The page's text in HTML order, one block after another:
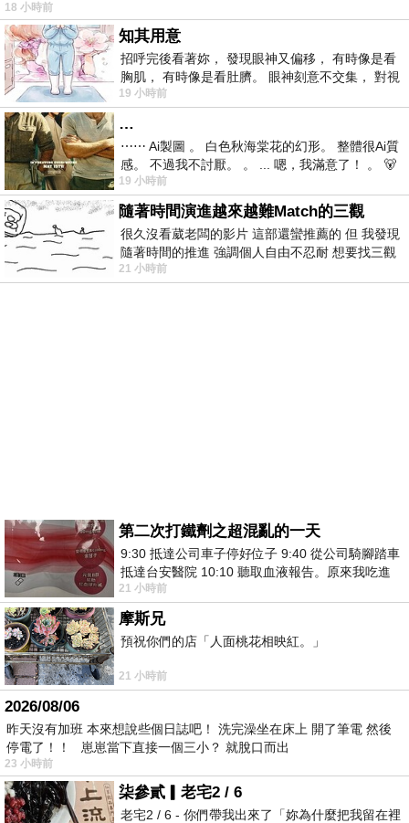
仞的懸崖上，有一座遮天蔽
18 小時前
知其用意
招呼完後看著妳， 發現眼神又偏移， 有時像是看
胸肌， 有時像是看肚臍。 眼神刻意不交集， 對視
視線不對齊， 讓我很難不
19 小時前
…
⋯⋯ Ai製圖 。 白色秋海棠花的幻形。 整體很Ai質
感。 不過我不討厭。 。 ... 嗯，我滿意了！ 。 🐻
昨中
19 小時前
隨著時間演進越來越難Match的三觀
很久沒看葳老闆的影片 這部還蠻推薦的 但 我發現
隨著時間的推進 強調個人自由不忍耐 想要找三觀
接近的不要說對象 連朋友都超
21 小時前
第二次打鐵劑之超混亂的一天
9:30 抵達公司車子停好位子 9:40 從公司騎腳踏車
抵達台安醫院 10:10 聽取血液報告。原來我吃進
去的 B12 彌可保並非沒有吸收而是超
21 小時前
摩斯兄
預祝你們的店「人面桃花相映紅。」
21 小時前
2026/08/06
昨天沒有加班 本來想說些個日誌吧！ 洗完澡坐在床上 開了筆電 然後
停電了！！ 崽崽當下直接一個三小？ 就脫口而出
23 小時前
柒參貳▎老宅2 / 6
老宅2 / 6 - 你們帶我出來了「妳為什麼把我留在裡